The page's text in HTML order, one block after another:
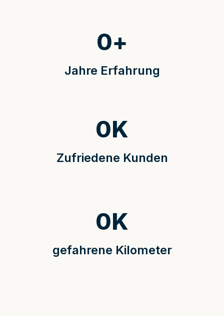
Jahre Erfahrung
0+
Zufriedene Kunden
0K
gefahrene Kilometer
0K